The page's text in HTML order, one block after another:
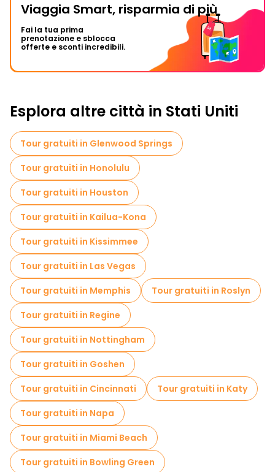
Viaggia Smart, risparmia di più
Fai la tua prima
prenotazione e sblocca
offerte e sconti incredibili.
Esplora altre città in Stati Uniti
Tour gratuiti in Glenwood Springs
Tour gratuiti in Honolulu
Tour gratuiti in Houston
Tour gratuiti in Kailua-Kona
Tour gratuiti in Kissimmee
Tour gratuiti in Las Vegas
Tour gratuiti in Memphis
Tour gratuiti in Roslyn
Tour gratuiti in Regine
Tour gratuiti in Nottingham
Tour gratuiti in Goshen
Tour gratuiti in Cincinnati
Tour gratuiti in Katy
Tour gratuiti in Napa
Tour gratuiti in Miami Beach
Tour gratuiti in Bowling Green